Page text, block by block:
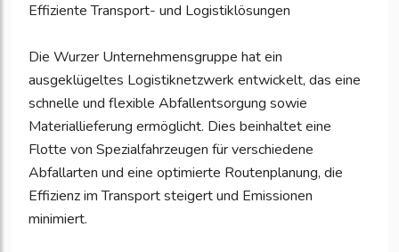
Effiziente Transport- und Logistiklösungen
Die Wurzer Unternehmensgruppe hat ein
ausgeklügeltes Logistiknetzwerk entwickelt, das eine
schnelle und flexible Abfallentsorgung sowie
Materiallieferung ermöglicht. Dies beinhaltet eine
Flotte von Spezialfahrzeugen für verschiedene
Abfallarten und eine optimierte Routenplanung, die
Effizienz im Transport steigert und Emissionen
minimiert.